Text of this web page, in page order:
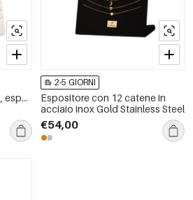
Set di collane in ceramica, espositore, serie floreale, vacanza, romantico, per tutti i giorni, gioielli da donna
2-5 GIORNI
Espositore con 12 catene in
acciaio inox Gold Stainless Steel
€54,00